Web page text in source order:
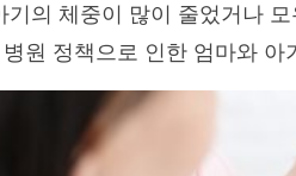
기의 체중이 많이 줄었거나
원 정책으로 인한 엄마와 아